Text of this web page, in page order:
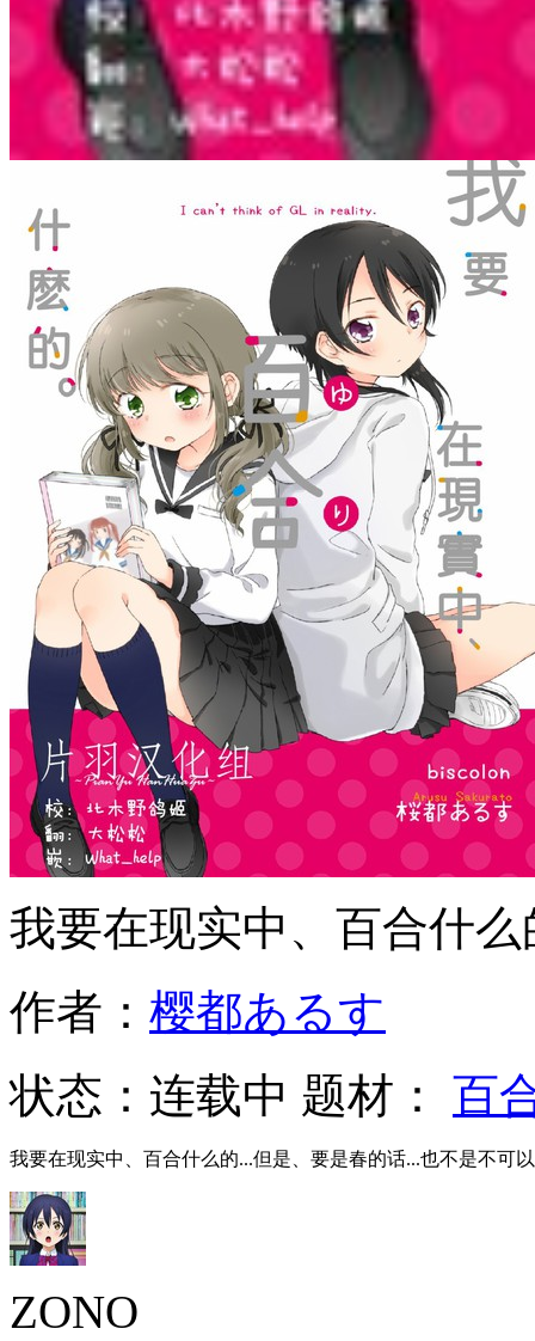
我要在现实中、百合什
作者： 樱都あるす
状态： 连载中 题材： 百
我要在现实中、百合什么的...但是、要是春的话...也不是不可
ZONO